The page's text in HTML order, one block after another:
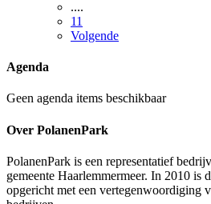
....
11
Volgende
Agenda
Geen agenda items beschikbaar
Over PolanenPark
PolanenPark is een representatief
gemeente Haarlemmermeer. In 2010 is
opgericht met een vertegenwoordiging